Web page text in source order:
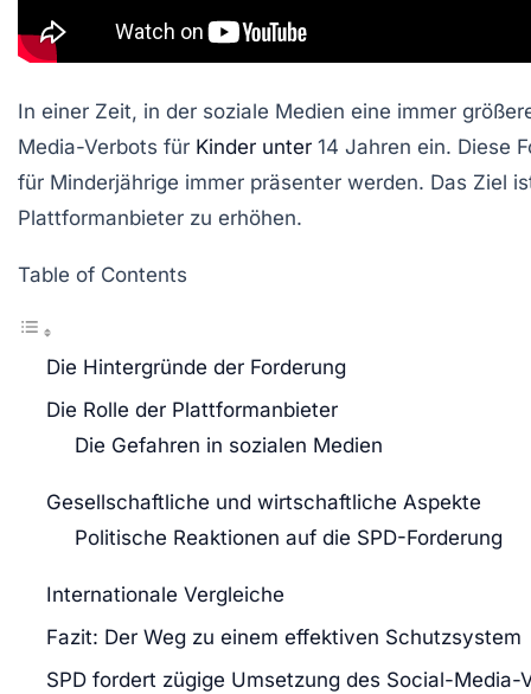
In einer Zeit, in der soziale Medien eine immer
Media-Verbots für Kinder unter 14 Jahren ein. Diese
für Minderjährige immer präsenter werden. Das Ziel
Plattformanbieter zu erhöhen.
Table of Contents
Die Hintergründe der Forderung
Die Rolle der Plattformanbieter
Die Gefahren in sozialen Medien
Gesellschaftliche und wirtschaftliche Aspekte
Politische Reaktionen auf die SPD-Forderung
Internationale Vergleiche
Fazit: Der Weg zu einem effektiven Schutzsystem
SPD fordert zügige Umsetzung des Social-Media-